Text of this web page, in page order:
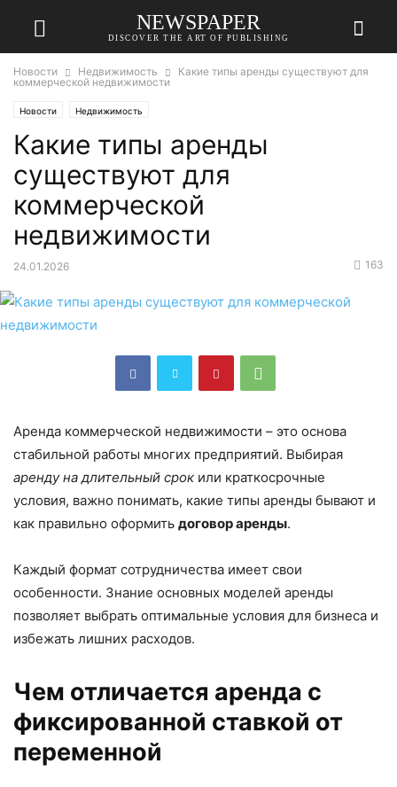
NEWSPAPER
DISCOVER THE ART OF PUBLISHING
Новости Недвижимость
Какие типы аренды существуют для
коммерческой недвижимости
Новости Недвижимость
Какие типы аренды
существуют для
коммерческой
недвижимости
24.01.2026 163
Аренда коммерческой недвижимости – это основа
стабильной работы многих предприятий. Выбирая
аренду на длительный срок или краткосрочные
условия, важно понимать, какие типы аренды бывают и
как правильно оформить договор аренды.
Каждый формат сотрудничества имеет свои
особенности. Знание основных моделей аренды
позволяет выбрать оптимальные условия для бизнеса и
избежать лишних расходов.
Чем отличается аренда с
фиксированной ставкой от
переменной